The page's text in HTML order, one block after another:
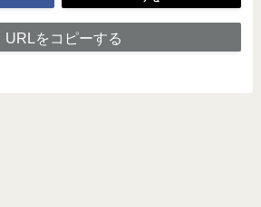
URLをコピーする